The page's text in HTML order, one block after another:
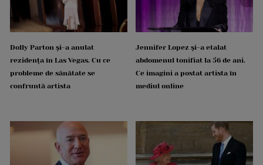
Dolly Parton și-a anulat
rezidența în Las Vegas. Cu ce
probleme de sănătate se
confruntă artista
Jennifer Lopez și-a etalat
abdomenul tonifiat la 56 de ani.
Ce imagini a postat artista în
mediul online